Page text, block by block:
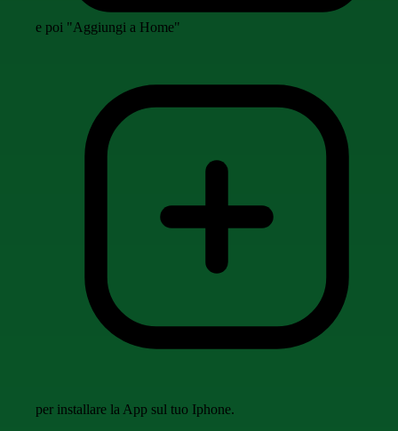
e poi "Aggiungi a Home"
per installare la App sul tuo Iphone.